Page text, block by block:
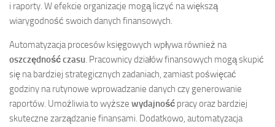
i raporty. W efekcie organizacje mogą liczyć na większą
wiarygodność swoich danych finansowych.
Automatyzacja procesów księgowych wpływa również na
oszczędność czasu. Pracownicy działów finansowych mogą skupić
się na bardziej strategicznych zadaniach, zamiast poświęcać
godziny na rutynowe wprowadzanie danych czy generowanie
raportów. Umożliwia to wyższe wydajność pracy oraz bardziej
skuteczne zarządzanie finansami. Dodatkowo, automatyzacja